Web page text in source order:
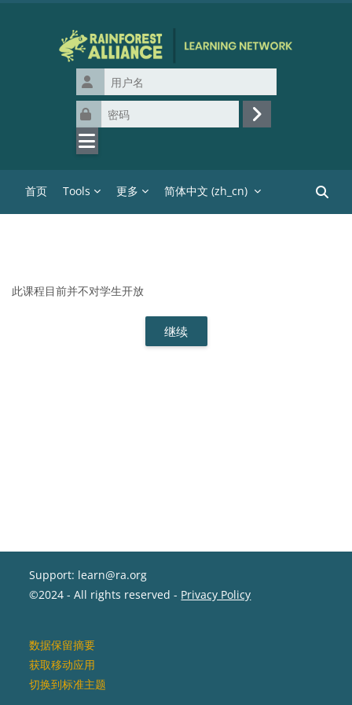
用户名
密码
登录
首页 Tools 更多 简体中文 ‎(zh_cn)‎
搜索课
此课程目前并不对学生开放
继续
Support: learn@ra.org
©2024 - All rights reserved - Privacy Policy
‎数据保留摘要‎
获取移动应用
切换到标准主题